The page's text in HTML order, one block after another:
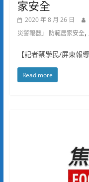
家安全
2020 年 8 月 26 日
災警報器」 防範居家安全,
【記者蔡學民/屏東報
Read more